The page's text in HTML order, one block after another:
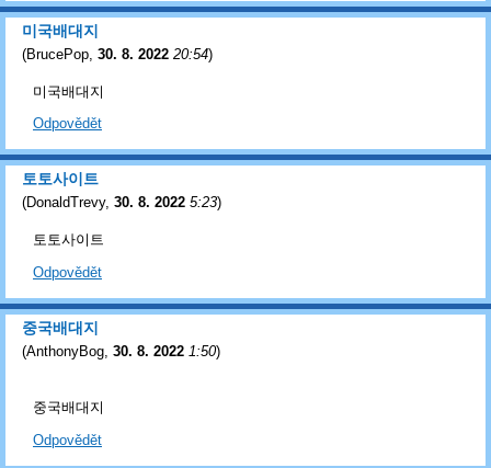
미국배대지
(BrucePop 30. 8. 2022 20:54)
미국배대지
Odpovědět
토토사이트
(DonaldTrevy, 30. 8. 2022 5:23)
토토사이트
Odpovědět
중국배대지
(AnthonyBog, 30. 8. 2022 1:50)
중국배대지
Odpovědět